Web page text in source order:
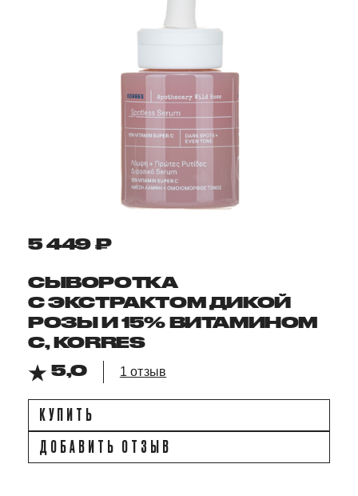
5 449 ₽
СЫВОРОТКА
С ЭКСТРАКТОМ ДИКОЙ
РОЗЫ И 15% ВИТАМИНОМ
С, KORRES
5,0
1 отзыв
КУПИТЬ
ДОБАВИТЬ ОТЗЫВ